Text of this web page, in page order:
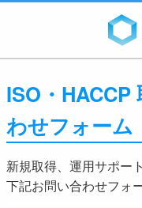
ISO・HACCP
わせフォーム
新規取得、運用サポー
下記お問い合わせフォ